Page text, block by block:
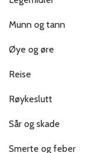
Munn og tann
Øye og øre
Reise
Røykeslutt
Sår og skade
Smerte og feber